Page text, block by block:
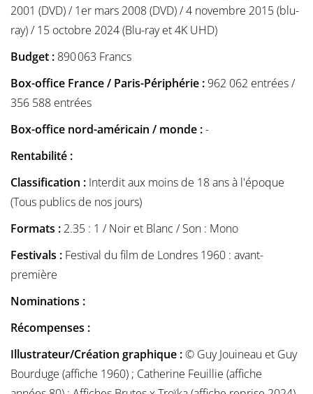
2001 (DVD) / 1er mars 2008 (DVD) / 4 novembre 2015 (blu-
ray) / 15 octobre 2024 (Blu-ray et 4K UHD)
Budget : 890 063 Francs
Box-office France / Paris-Périphérie :962 062 entrées /
356 588 entrées
Box-office nord-américain / monde :-
Rentabilité :
Classification : Interdit aux moins de 18 ans à l'époque
(Tous publics de nos jours)
Formats : 2.35 : 1 / Noir et Blanc / Son : Mono
Festivals : Festival du film de Londres 1960 : avant-
première
Nominations :
Récompenses :
Illustrateur/Création graphique :© Guy Jouineau et Guy
Bourduge (affiche 1960) ; Catherine Feuillie (affiche